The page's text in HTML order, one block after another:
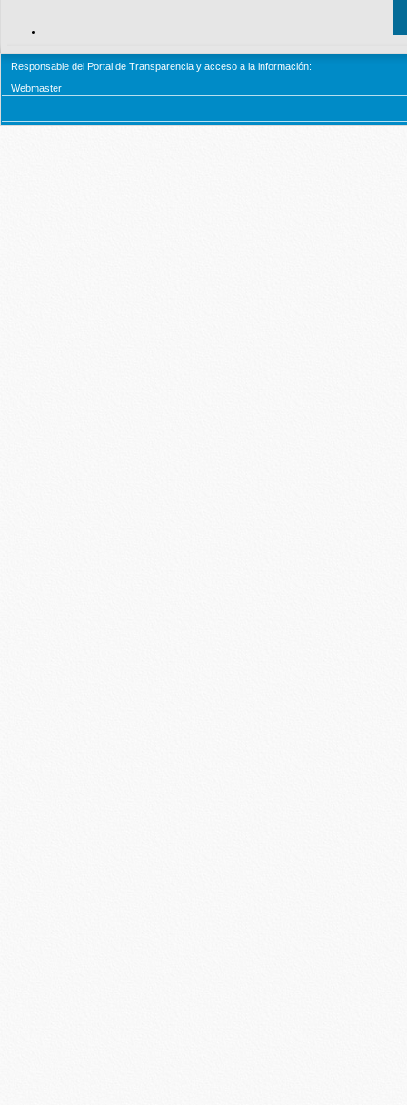
Responsable del Portal de Transparencia y acceso a la información:
Webmaster